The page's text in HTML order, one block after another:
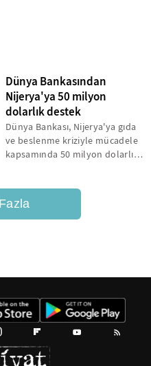
Dünya Bankasından
Nijerya'ya 50 milyon
dolarlık destek
Dünya Bankası, Nijerya'ya gıda
ve beslenme kriziyle mücadele
kapsamında 50 milyon dolarlık